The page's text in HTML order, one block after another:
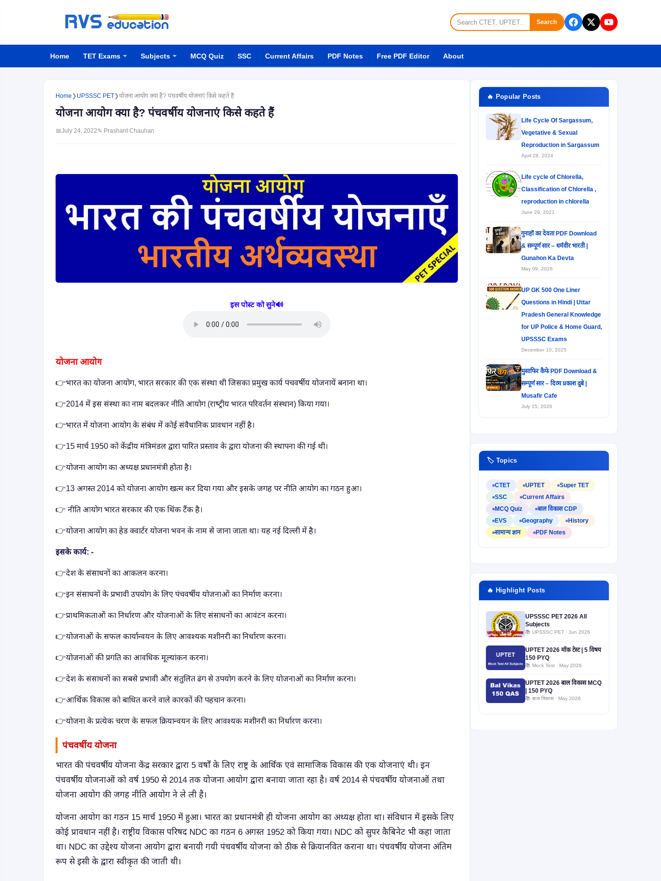
Search
Home TET Exams Subjects MCQ Quiz SSC Current Affairs PDF Notes Free PDF Editor About
Home ❯ UPSSSC PET❯योजना आयोग क्या है? पंचवर्षीय योजनाएं किसे कहते हैं
योजना आयोग क्या है? पंचवर्षीय योजनाएं किसे कहते हैं
📅July 24, 2022✎ Prashant Chauhan
इस पोस्ट को सुने🔊
योजना आयोग
👉भारत का योजना आयोग, भारत सरकार की एक संस्था थी जिसका प्रमुख कार्य पंचवर्षीय योजनायें बनाना था।
👉2014 में इस संस्था का नाम बदलकर नीति आयोग (राष्‍ट्रीय भारत परिवर्तन संस्‍थान) किया गया।
👉भारत में योजना आयोग के संबंध में कोई संवैधानिक प्रावधान नहीं है।
👉15 मार्च 1950 को केंद्रीय मंत्रिमंडल द्वारा पारित प्रस्ताव के द्वारा योजना की स्थापना की गई थी।
👉योजना आयोग का अध्यक्ष प्रधानमंत्री होता है।
👉13 अगस्त 2014 को योजना आयोग खत्म कर दिया गया और इसके जगह पर नीति आयोग का गठन हुआ।
👉 नीति आयोग भारत सरकार की एक थिंक टैंक है।
👉योजना आयोग का हेड क्वार्टर योजना भवन के नाम से जाना जाता था। यह नई दिल्ली में है।
इसके कार्य: -
👉देश के संसाधनों का आकलन करना।
👉इन संसाधनों के प्रभावी उपयोग के लिए पंचवर्षीय योजनाओं का निर्माण करना।
👉प्राथमिकताओं का निर्धारण और योजनाओं के लिए संसाधनों का आवंटन करना।
👉योजनाओं के सफल कार्यान्वयन के लिए आवश्यक मशीनरी का निर्धारण करना।
👉योजनाओं की प्रगति का आवधिक मूल्यांकन करना।
👉देश के संसाधनों का सबसे प्रभावी और संतुलित ढंग से उपयोग करने के लिए योजनाओं का निर्माण करना।
👉आर्थिक विकास को बाधित करने वाले कारकों की पहचान करना।
👉योजना के प्रत्येक चरण के सफल क्रियान्वयन के लिए आवश्यक मशीनरी का निर्धारण करना।
पंचवर्षीय योजना
भारत की पंचवर्षीय योजना केंद्र सरकार द्वारा 5 वर्षों के लिए राष्ट्र के आर्थिक एवं सामाजिक विकास की एक योजनाएं थी। इन
पंचवर्षीय योजनाओं को वर्ष 1950 से 2014 तक योजना आयोग द्वारा बनाया जाता रहा है। वर्ष 2014 से पंचवर्षीय योजनाओं तथा
योजना आयोग की जगह नीति आयोग ने ले ली है।
योजना आयोग का गठन 15 मार्च 1950 में हुआ। भारत का प्रधानमंत्री ही योजना आयोग का अध्यक्ष होता था। संविधान में इसके लिए
कोई प्रावधान नहीं है। राष्ट्रीय विकास परिषद NDC का गठन 6 अगस्त 1952 को किया गया। NDC को सुपर कैबिनेट भी कहा जाता
था। NDC का उद्देश्य योजना आयोग द्वारा बनायी गयी पंचवर्षीय योजना को ठीक से क्रियानवित कराना था। पंचवर्षीय योजना अंतिम
रूप से इसी के द्वारा स्वीकृत की जाती थी।
🔥 Popular Posts
Life Cycle Of Sargassum,
Vegetative & Sexual
Reproduction in Sargassum
April 28, 2024
Life cycle of Chlorella,
Classification of Chlorella ,
reproduction in chlorella
June 29, 2021
गुनाहों का देवता PDF Download
& सम्पूर्ण सार – धर्मवीर भारती |
Gunahon Ka Devta
May 09, 2026
UP GK 500 One Liner
Questions in Hindi | Uttar
Pradesh General Knowledge
for UP Police & Home Guard,
UPSSSC Exams
December 10, 2025
मुसाफिर कैफे PDF Download &
सम्पूर्ण सार – दिव्य प्रकाश दुबे |
Musafir Cafe
July 15, 2026
🏷️ Topics
CTET UPTET
Super TET
SSC
Current Affairs
MCQ Quiz
बाल विकास CDP
EVS
Geography
History
सामान्य ज्ञान
PDF Notes
🔥 Highlight Posts
UPSSSC PET 2026 All
Subjects
📚 UPSSSC PET · Jun 2026
UPTET 2026 मॉक टेस्ट | 5 विषय
150 PYQ
📚 Mock Test · May 2026
UPTET 2026 बाल विकास MCQ
| 150 PYQ
📚 बाल विकास · May 2026